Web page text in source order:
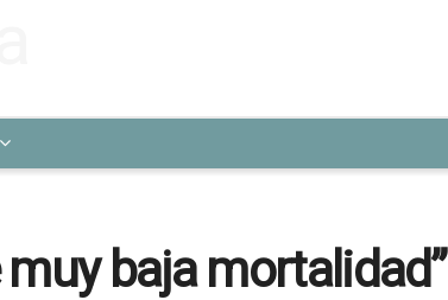
baja mortalidad”